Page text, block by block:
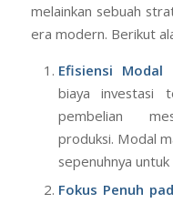
melainkan sebuah
era modern. Berikut
Efisiensi Modal
biaya investasi
pembelian
produksi. Modal
sepenuhnya
Fokus Penuh